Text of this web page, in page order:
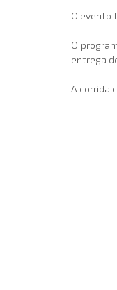
O evento
O
entrega
A corrida